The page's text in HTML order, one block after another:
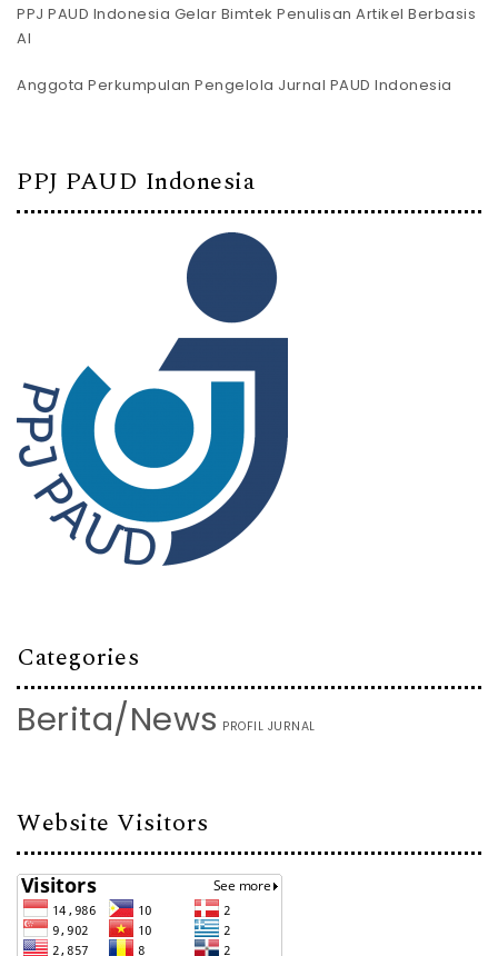
PPJ PAUD Indonesia Gelar Bimtek Penulisan Artikel Berbasis
AI
Anggota Perkumpulan Pengelola Jurnal PAUD Indonesia
PPJ PAUD Indonesia
Categories
Berita/News PROFIL JURNAL
Website Visitors